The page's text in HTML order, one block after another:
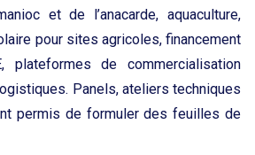
et de l’anacarde, aquaculture,
pour sites agricoles, financement
plateformes de commercialisation
Panels, ateliers techniques
permis de formuler des feuilles de